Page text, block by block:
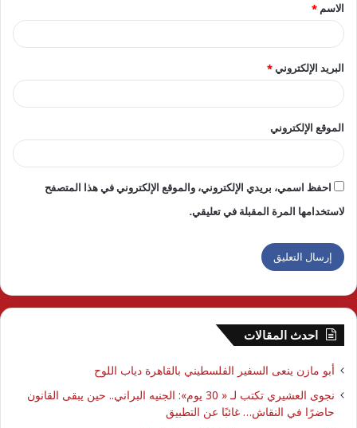
*
الاسم *
البريد الإلكتروني*
الموقع الإلكتروني
احفظ اسمي، بريدي الإلكتروني، والموقع الإلكتروني في هذا المتصفح
لاستخدامها المرة المقبلة في تعليقي.
احدث المقالات
أبو مازن ينعى السفير الفلسطيني بالقاهرة دياب اللوح
نجوى العشيري تكتب لـ « 30 يوم»: الجنيه البراني.. حين يبقى القانون
حاضرًا في النقاش… غائبًا عن التطبيق